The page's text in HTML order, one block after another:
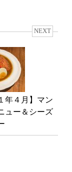
NEXT
年４月】マン
ュー＆シーズ